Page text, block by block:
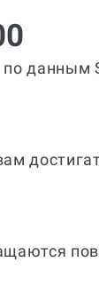
по данным